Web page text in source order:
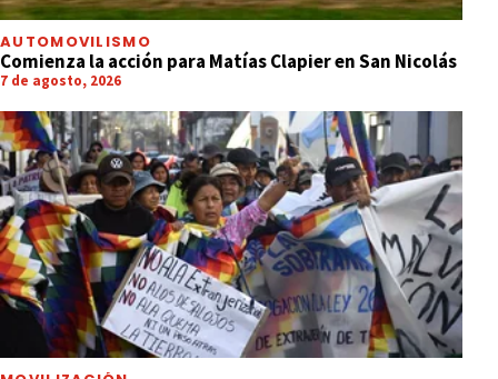
AUTOMOVILISMO
Comienza la acción para Matías Clapier en San Nicolás
7 de agosto, 2026